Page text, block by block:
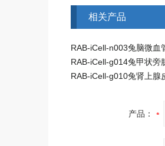
相关产品
产品：